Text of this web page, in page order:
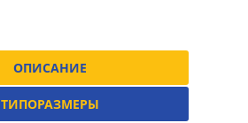
ОПИСАНИЕ
ТИПОРАЗМЕРЫ